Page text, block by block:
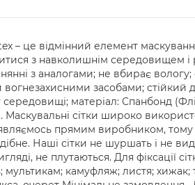
– це відмінний елемент
з навколишнім середовищем
з аналогами; не вбирає
засобами; стійкий
матеріал: Спанбонд
Маскувальні сітки широко
прямим виробником, тому
Наші сітки не шуршать і не
не плутаються. Для фіксації
мультикам; камуфляж; листя;